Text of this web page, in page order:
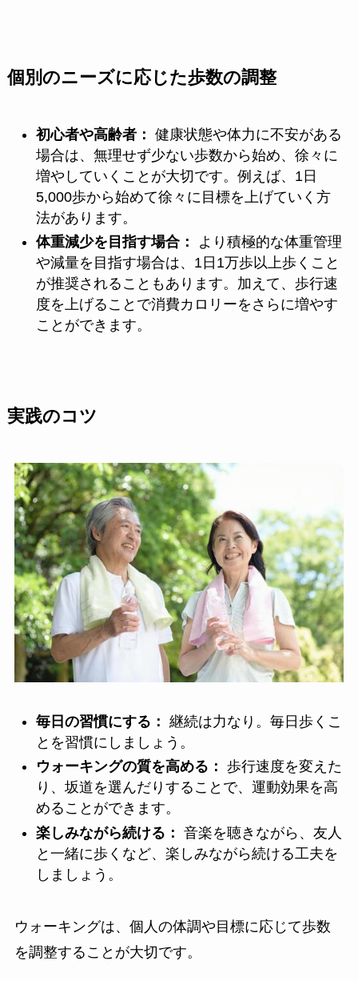
個別のニーズに応じた歩数の調整
初心者や高齢者： 健康状態や体力に不安がある
場合は、無理せず少ない歩数から始め、徐々に
増やしていくことが大切です。例えば、1日
5,000歩から始めて徐々に目標を上げていく方
法があります。
体重減少を目指す場合：
より積極的な体重管理
や減量を目指す場合は、1日1万歩以上歩くこと
が推奨されることもあります。加えて、歩行速
度を上げることで消費カロリーをさらに増やす
ことができます。
実践のコツ
毎日の習慣にする： 継続は力なり。毎日歩くこ
とを習慣にしましょう。
ウォーキングの質を高める： 歩行速度を変えた
り、坂道を選んだりすることで、運動効果を高
めることができます。
楽しみながら続ける： 音楽を聴きながら、友人
と一緒に歩くなど、楽しみながら続ける工夫を
しましょう。
ウォーキングは、個人の体調や目標に応じて歩数
を調整することが大切です。